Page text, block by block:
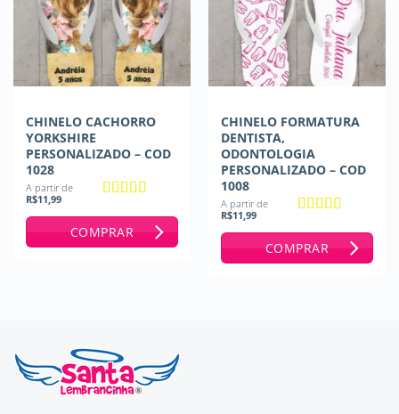
CHINELO CACHORRO
YORKSHIRE
PERSONALIZADO – COD
1028
A partir de
R$11,99
COMPRAR
CHINELO FORMATURA
DENTISTA,
ODONTOLOGIA
PERSONALIZADO – COD
1008
A partir de
R$11,99
COMPRAR